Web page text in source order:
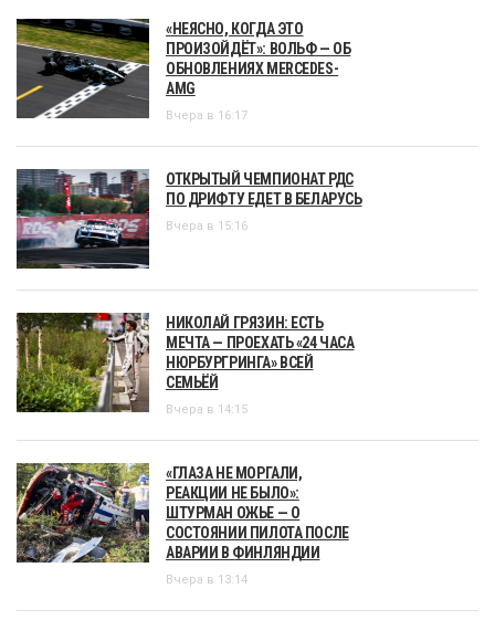
«НЕЯСНО, КОГДА ЭТО
ПРОИЗОЙДЁТ»: ВОЛЬФ — ОБ
ОБНОВЛЕНИЯХ MERCEDES-
AMG
Вчера в 16:17
ОТКРЫТЫЙ ЧЕМПИОНАТ РДС
ПО ДРИФТУ ЕДЕТ В БЕЛАРУСЬ
Вчера в 15:16
НИКОЛАЙ ГРЯЗИН: ЕСТЬ
МЕЧТА — ПРОЕХАТЬ «24 ЧАСА
НЮРБУРГРИНГА» ВСЕЙ
СЕМЬЁЙ
Вчера в 14:15
«ГЛАЗА НЕ МОРГАЛИ,
РЕАКЦИИ НЕ БЫЛО»:
ШТУРМАН ОЖЬЕ — О
СОСТОЯНИИ ПИЛОТА ПОСЛЕ
АВАРИИ В ФИНЛЯНДИИ
Вчера в 13:14